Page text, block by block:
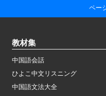
ペー
教材集
中国語会話
ひよこ中文リスニング
中国語文法大全